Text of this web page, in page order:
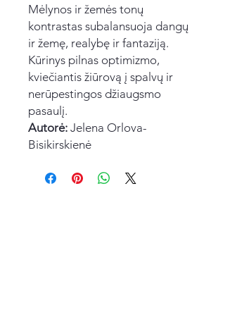
Mėlynos ir žemės tonų
kontrastas subalansuoja dangų
ir žemę, realybę ir fantaziją.
Kūrinys pilnas optimizmo,
kviečiantis žiūrovą į spalvų ir
nerūpestingos džiaugsmo
pasaulį.
Autorė: Jelena Orlova-
Bisikirskienė